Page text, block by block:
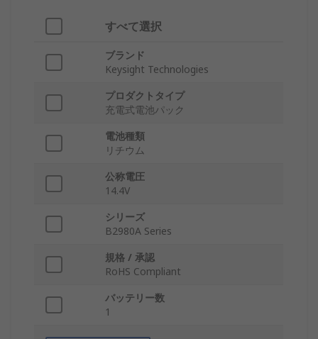
すべて選択
ブランド
Keysight Technologies
プロダクトタイプ
充電式電池パック
電池種類
リチウム
公称電圧
14.4V
シリーズ
B2980A Series
規格 / 承認
RoHS Compliant
バッテリー数
1